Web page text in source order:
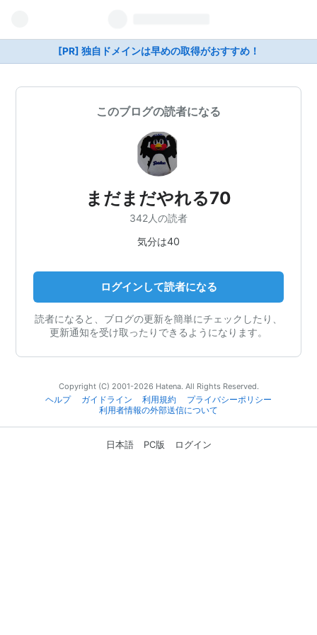
[PR] 独自ドメインは早めの取得がおすすめ！
このブログの読者になる
まだまだやれる70
342人の読者
気分は40
ログインして読者になる
読者になると、ブログの更新を簡単にチェックしたり、
更新通知を受け取ったりできるようになります。
Copyright (C) 2001-2026 Hatena. All Rights Reserved.
ヘルプ
ガイドライン 利用規約
プライバシーポリシー
利用者情報の外部送信について
日本語 PC版 ログイン